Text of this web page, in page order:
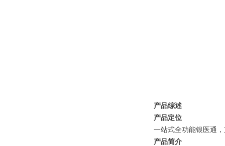
产品综述
产品定位
一站式全功能银医通
产品简介